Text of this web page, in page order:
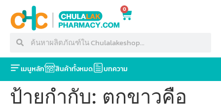
0
เมนูหลัก สินค้าทั้งหมด บทความ
ป้ายกำกับ: ตกขาวคือ